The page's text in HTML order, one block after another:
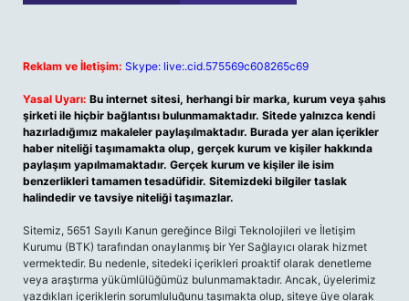
Reklam ve İletişim: Skype: live:.cid.575569c608265c69
Yasal Uyarı: Bu internet sitesi, herhangi bir marka, kurum veya şahıs
şirketi ile hiçbir bağlantısı bulunmamaktadır. Sitede yalnızca kendi
hazırladığımız makaleler paylaşılmaktadır. Burada yer alan içerikler
haber niteliği taşımamakta olup, gerçek kurum ve kişiler hakkında
paylaşım yapılmamaktadır. Gerçek kurum ve kişiler ile isim
benzerlikleri tamamen tesadüfidir. Sitemizdeki bilgiler taslak
halindedir ve tavsiye niteliği taşımazlar.
Sitemiz, 5651 Sayılı Kanun gereğince Bilgi Teknolojileri ve İletişim
Kurumu (BTK) tarafından onaylanmış bir Yer Sağlayıcı olarak hizmet
vermektedir. Bu nedenle, sitedeki içerikleri proaktif olarak denetleme
veya araştırma yükümlülüğümüz bulunmamaktadır. Ancak, üyelerimiz
yazdıkları içeriklerin sorumluluğunu taşımakta olup, siteye üye olarak